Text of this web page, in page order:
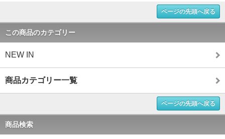
ページの先頭へ戻る
この商品のカテゴリー
NEW IN
商品カテゴリー一覧
ページの先頭へ戻る
商品検索